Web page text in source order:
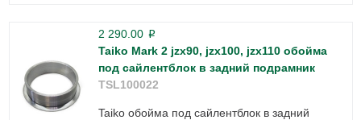
2 290.00 p
Taiko Mark 2 jzx90, jzx100, jzx110 обойма
под сайлентблок в задний подрамник
TSL100022
Taiko обойма под сайлентблок в задний